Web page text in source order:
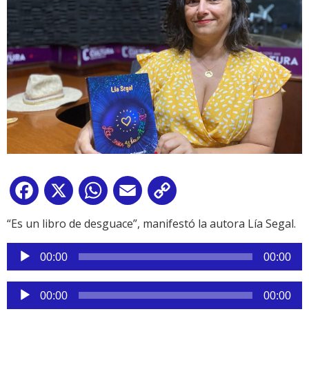
Facebook
X WhatsApp
Email
Link
“Es un libro de desguace”, manifestó la autora Lía Segal.
Reproductor
de
audio
00:00 00:00
Reproductor
de
00:00 00:00